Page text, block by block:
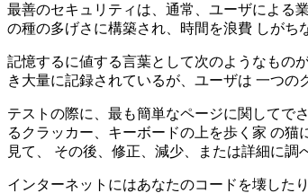
最善のセキュリティは、通常、ユーザによる
の種の多げさに構築され、時間を浪費 しがち
記憶するに値する言葉として次のようなもの
き大量に記録されているが、ユーザは 一つの
テストの際に、最も簡単なページに関してで
るクラッカー、キーボードの上を歩く家 の
見て、 その後、修正、減少、または詳細に調
インターネットにはあなたのコードを壊した